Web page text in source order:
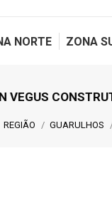
NORTE ZONA
VEGUS
aqui:
REGIÃO GUARULHOS